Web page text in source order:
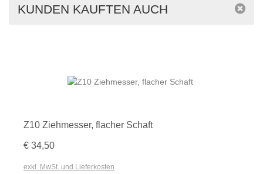
KUNDEN KAUFTEN AUCH
Z10 Ziehmesser, flacher Schaft
€ 34,50
exkl. MwSt. und Lieferkosten